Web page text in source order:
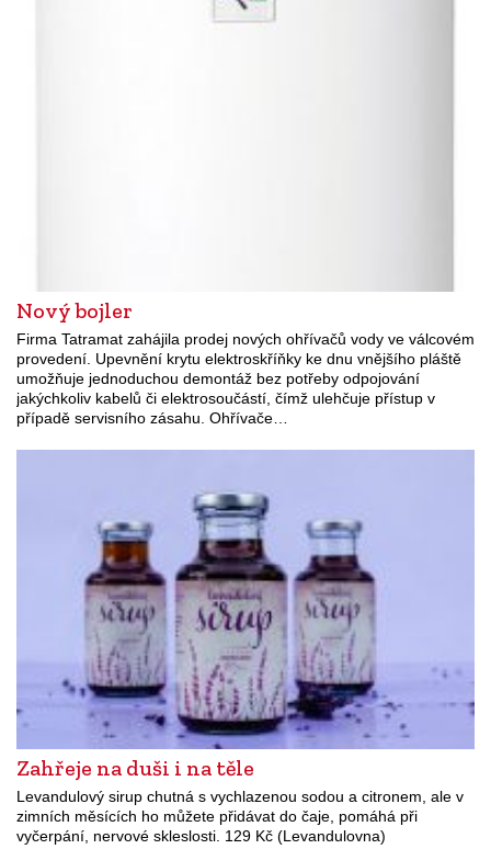
Nový bojler
Firma Tatramat zahájila prodej nových ohřívačů vody ve válcovém
provedení. Upevnění krytu elektroskříňky ke dnu vnějšího pláště
umožňuje jednoduchou demontáž bez potřeby odpojování
jakýchkoliv kabelů či elektrosoučástí, čímž ulehčuje přístup v
případě servisního zásahu. Ohřívače…
Zahřeje na duši i na těle
Levandulový sirup chutná s vychlazenou sodou a citronem, ale v
zimních měsících ho můžete přidávat do čaje, pomáhá při
vyčerpání, nervové skleslosti. 129 Kč (Levandulovna)